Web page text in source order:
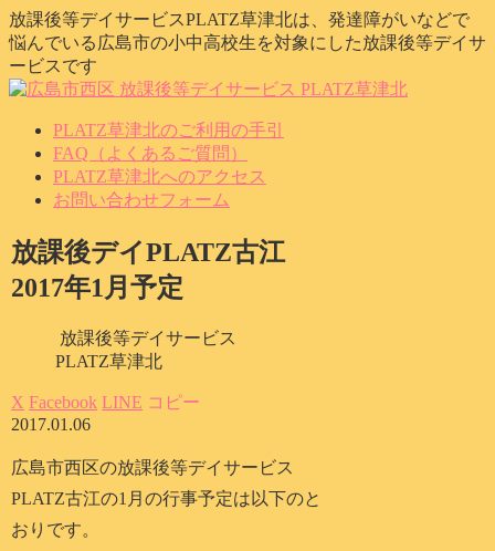
放課後等デイサービスPLATZ草津北は、発達障がいなどで
悩んでいる広島市の小中高校生を対象にした放課後等デイサ
ービスです
PLATZ草津北のご利用の手引
FAQ（よくあるご質問）
PLATZ草津北へのアクセス
お問い合わせフォーム
放課後デイPLATZ古江
2017年1月予定
放課後等デイサービス
PLATZ草津北
X Facebook LINE コピー
2017.01.06
広島市西区の放課後等デイサービス
PLATZ古江の1月の行事予定は以下のと
おりです。